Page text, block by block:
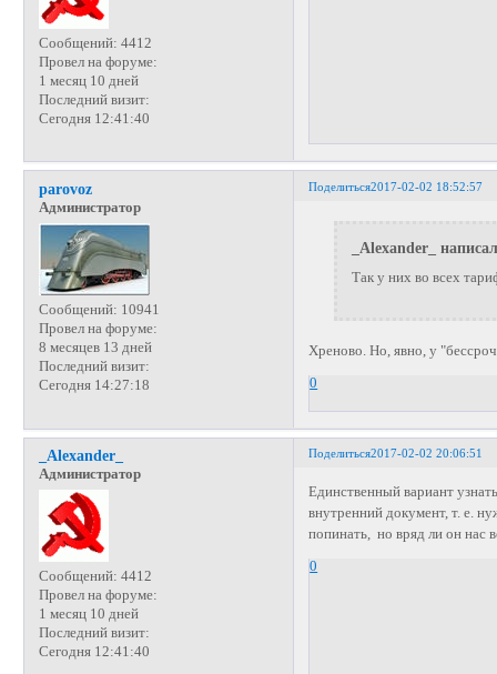
Сообщений: 4412
Провел на форуме:
1 месяц 10 дней
Последний визит:
Сегодня 12:41:40
Поделиться2017-02-02 18:52:57
parovoz
Администратор
Сообщений: 10941
Провел на форуме:
8 месяцев 13 дней
Последний визит:
Сегодня 14:27:18
_Alexander_
Так у них во всех
Хреново. Но, явно, у
0
Поделиться2017-02-02 20:06:51
_Alexander_
Администратор
Сообщений: 4412
Провел на форуме:
1 месяц 10 дней
Последний визит:
Сегодня 12:41:40
Единственный вариант
внутренний документ, т. е.
попинать, но вряд ли он нас
0